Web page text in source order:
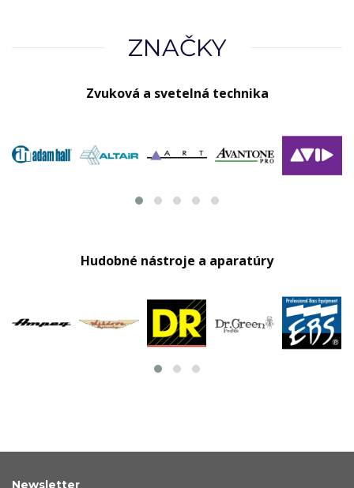
ZNAČKY
Zvuková a svetelná technika
Hudobné nástroje a aparatúry
Newsletter